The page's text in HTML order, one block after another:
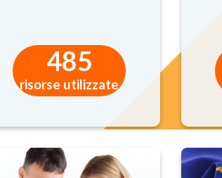
485
risorse utilizzate
CERTIFICATA